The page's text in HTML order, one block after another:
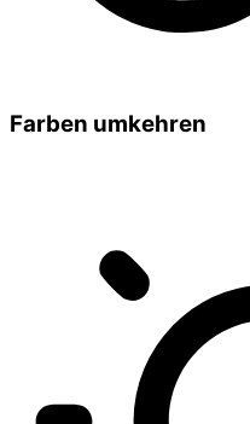
Farben umkehren